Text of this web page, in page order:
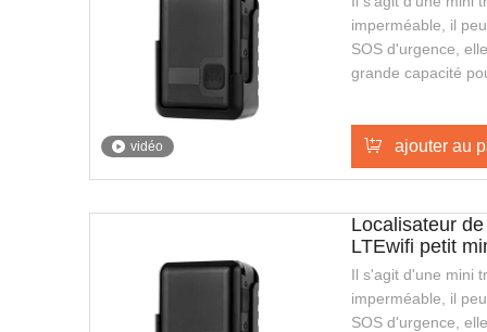
vidéo
imperméable, il
SOS d'urgence,
grande capacité
élégante et facile
gardes de sécurité
ajouter au
Localisateur
LTEwifi petit
Il s'agit d'une mini
imperméable, il
SOS d'urgence,